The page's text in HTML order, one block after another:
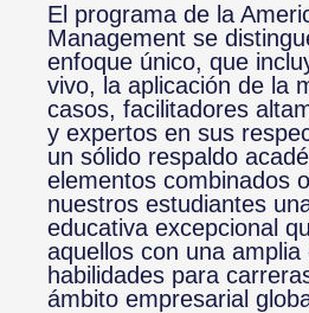
El programa de la
Management se
enfoque único, que
vivo, la aplicación de la
casos, facilitadores
y expertos en sus
un sólido respaldo
elementos combinados
nuestros estudiantes
educativa excepcional
aquellos con una amplia
habilidades para
ámbito empresarial